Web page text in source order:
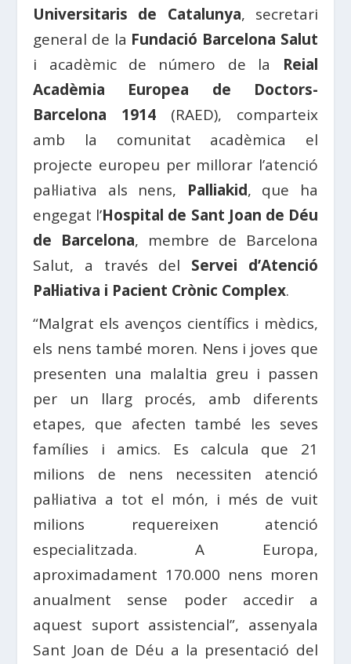
Universitaris de Catalunya, secretari
general de la Fundació Barcelona Salut
i acadèmic de número de la Reial
Acadèmia Europea de Doctors-
Barcelona 1914 (RAED), comparteix
amb la comunitat acadèmica el
projecte europeu per millorar l’atenció
pal·liativa als nens, Palliakid, que ha
engegat l’Hospital de Sant Joan de Déu
de Barcelona, membre de Barcelona
Salut, a través del Servei d’Atenció
Pal·liativa i Pacient Crònic Complex.
“Malgrat els avenços científics i mèdics,
els nens també moren. Nens i joves que
presenten una malaltia greu i passen
per un llarg procés, amb diferents
etapes, que afecten també les seves
famílies i amics. Es calcula que 21
milions de nens necessiten atenció
pal·liativa a tot el món, i més de vuit
milions requereixen atenció
especialitzada. A Europa,
aproximadament 170.000 nens moren
anualment sense poder accedir a
aquest suport assistencial”, assenyala
Sant Joan de Déu a la presentació del